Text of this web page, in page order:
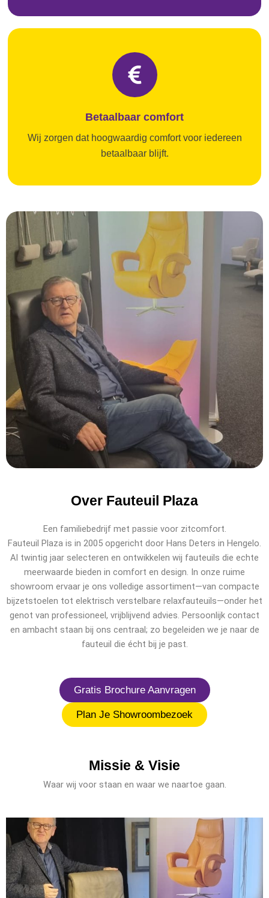
Betaalbaar comfort
Wij zorgen dat hoogwaardig comfort voor iedereen
betaalbaar blijft.
Over Fauteuil Plaza
Een familiebedrijf met passie voor zitcomfort.
Fauteuil Plaza is in 2005 opgericht door Hans Deters in Hengelo.
Al twintig jaar selecteren en ontwikkelen wij fauteuils die echte
meerwaarde bieden in comfort en design. In onze ruime
showroom ervaar je ons volledige assortiment—van compacte
bijzetstoelen tot elektrisch verstelbare relaxfauteuils—onder het
genot van professioneel, vrijblijvend advies. Persoonlijk contact
en ambacht staan bij ons centraal; zo begeleiden we je naar de
fauteuil die écht bij je past.
Gratis Brochure Aanvragen
Plan Je Showroombezoek
Missie & Visie
Waar wij voor staan en waar we naartoe gaan.